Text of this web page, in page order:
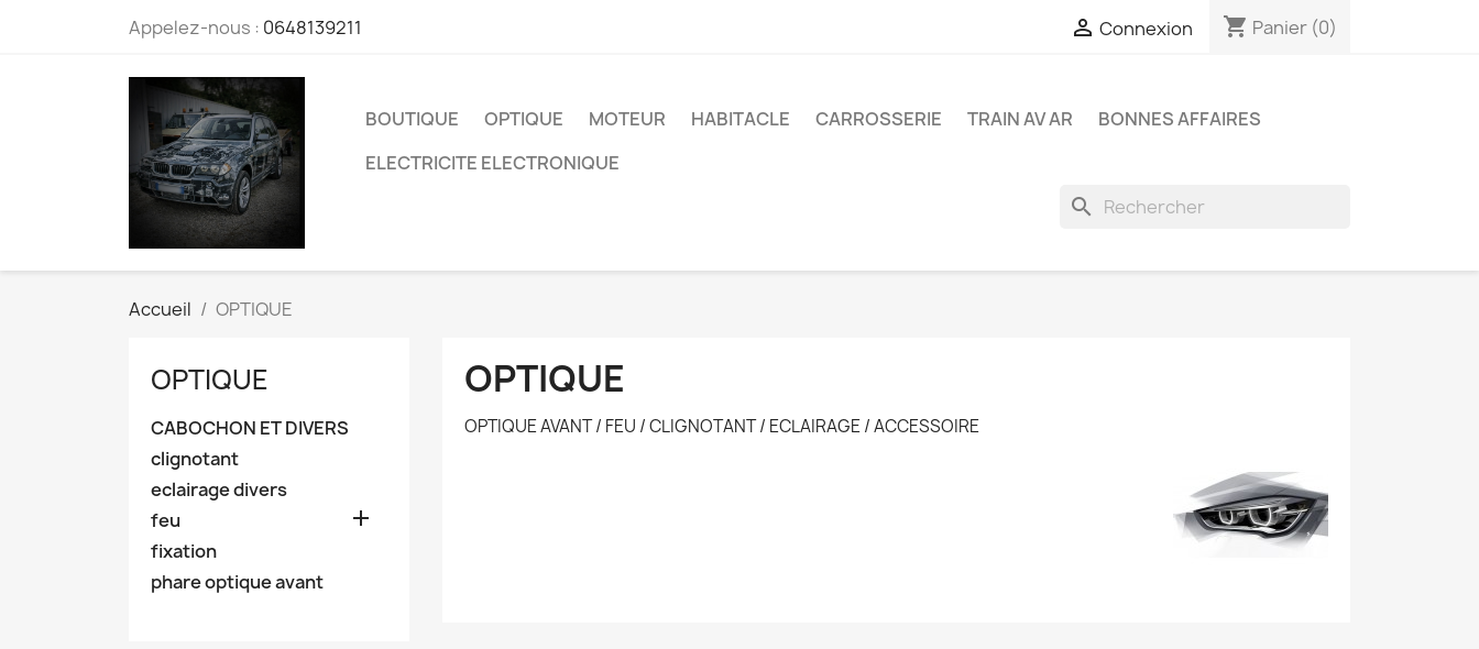
Appelez-nous : 0648139211  Connexion shopping_cart Panier (0)
BOUTIQUE OPTIQUE MOTEUR HABITACLE CARROSSERIE TRAIN AV AR
BONNES AFFAIRES
ELECTRICITE ELECTRONIQUE
search
Accueil OPTIQUE
OPTIQUE
CABOCHON ET DIVERS
clignotant
eclairage divers
feu

fixation
phare optique avant
OPTIQUE
OPTIQUE AVANT / FEU / CLIGNOTANT / ECLAIRAGE / ACCESSOIRE